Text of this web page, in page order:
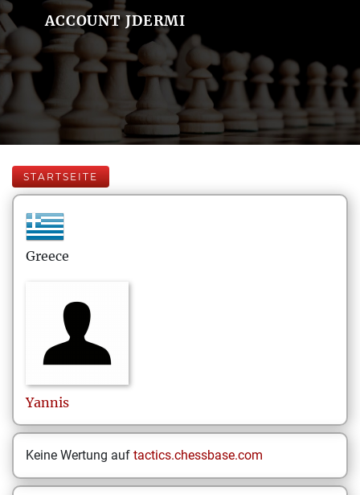
ACCOUNT JDERMI
STARTSEITE
Greece
Yannis
Keine Wertung auf tactics.chessbase.com